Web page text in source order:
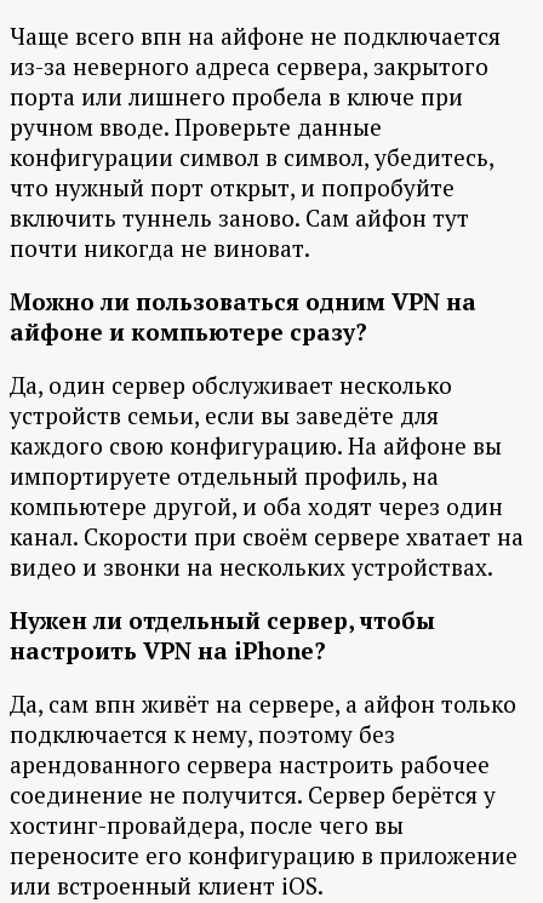
Чаще всего впн на айфоне не подключается
из-за неверного адреса сервера, закрытого
порта или лишнего пробела в ключе при
ручном вводе. Проверьте данные
конфигурации символ в символ, убедитесь,
что нужный порт открыт, и попробуйте
включить туннель заново. Сам айфон тут
почти никогда не виноват.
Можно ли пользоваться одним VPN на
айфоне и компьютере сразу?
Да, один сервер обслуживает несколько
устройств семьи, если вы заведёте для
каждого свою конфигурацию. На айфоне вы
импортируете отдельный профиль, на
компьютере другой, и оба ходят через один
канал. Скорости при своём сервере хватает на
видео и звонки на нескольких устройствах.
Нужен ли отдельный сервер, чтобы
настроить VPN на iPhone?
Да, сам впн живёт на сервере, а айфон только
подключается к нему, поэтому без
арендованного сервера настроить рабочее
соединение не получится. Сервер берётся у
хостинг-провайдера, после чего вы
переносите его конфигурацию в приложение
или встроенный клиент iOS.